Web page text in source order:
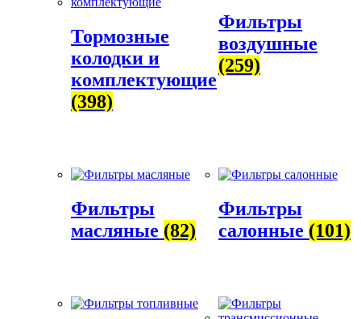
Тормозные
колодки и
комплектующие
(398)
Фильтры
воздушные
(259)
Фильтры
масляные (82)
Фильтры
салонные (101)